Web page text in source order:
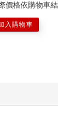
價格依購物車
入購物車
弗林系列 前傳